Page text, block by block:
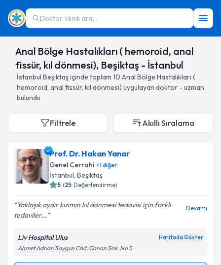
Doktor, klinik ara...
Anal Bölge Hastalıkları ( hemoroid, anal
fissür, kıl dönmesi), Beşiktaş - İstanbul
İstanbul Beşiktaşiçinde toplam 10 Anal Bölge Hastalıkları (
hemoroid, anal fissür, kıl dönmesi) uygulayan doktor - uzman
bulundu
Filtrele Akıllı Sıralama
Prof. Dr. Hakan Yanar
Genel Cerrahi +1diğer
İstanbul, Beşiktaş
5 (25 Değerlendirme)
Yaklaşık aydır kızımın kıl dönmesi tedavisi için farklı
tedaviler...
Devamı
Liv Hospital Ulus Haritada Göster
Ahmet Adnan Saygun Cad. Canan Sok. No 5